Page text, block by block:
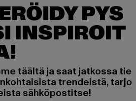
PYS
INSPIROIT
täältä ja saat jatkossa tie
trendeistä, tarjo
sähköpostitse!